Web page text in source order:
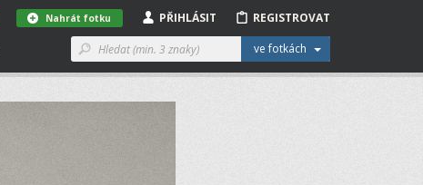
ve fotkách
REGISTROVAT
PŘIHLÁSIT
Nahrát fotku